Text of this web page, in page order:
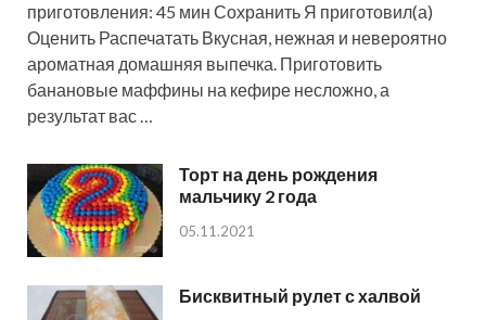
приготовления: 45 мин Сохранить Я приготовил(а)
Оценить Распечатать Вкусная, нежная и невероятно
ароматная домашняя выпечка. Приготовить
банановые маффины на кефире несложно, а
результат вас …
Торт на день рождения
мальчику 2 года
05.11.2021
Бисквитный рулет с халвой